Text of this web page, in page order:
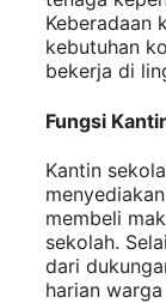
Keberadaan
kebutuhan
bekerja di
Fungsi
Kantin
membeli
sekolah.
dari
harian